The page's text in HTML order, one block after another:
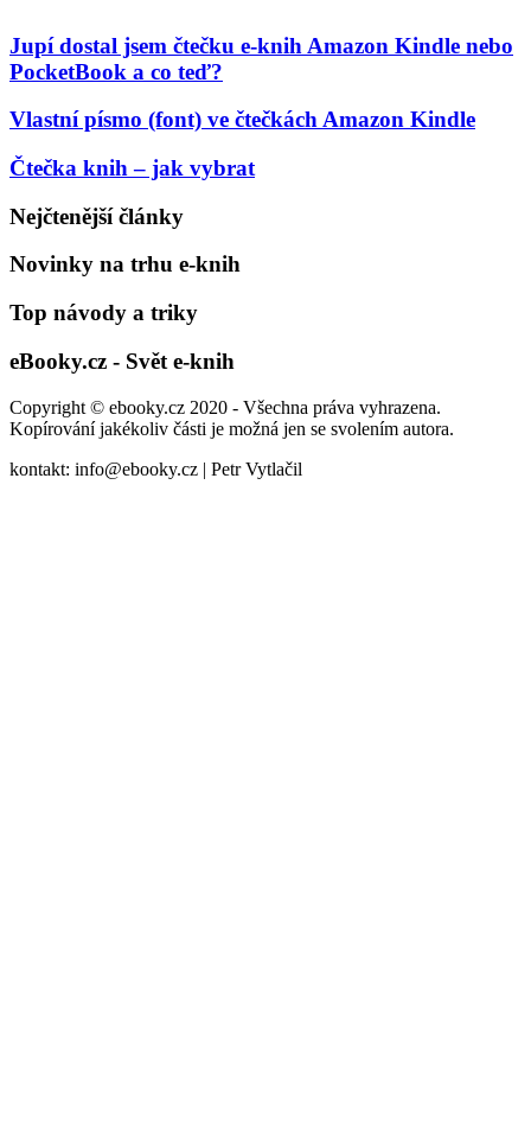
Jupí dostal jsem čtečku e-knih Amazon Kindle nebo
PocketBook a co teď?
Vlastní písmo (font) ve čtečkách Amazon Kindle
Čtečka knih – jak vybrat
Nejčtenější články
Novinky na trhu e-knih
Top návody a triky
eBooky.cz - Svět e-knih
Copyright © ebooky.cz 2020 - Všechna práva vyhrazena.
Kopírování jakékoliv části je možná jen se svolením autora.
kontakt: info@ebooky.cz | Petr Vytlačil